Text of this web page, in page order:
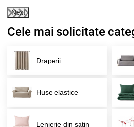
Next
Cele mai solicitate
Draperii
Huse elastice
Lenjerie din satin